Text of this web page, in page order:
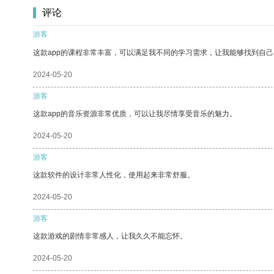
评论
游客
这款app的课程非常丰富，可以满足我不同的学习需求，让我能够找到自己
2024-05-20
游客
这款app的音乐资源非常优质，可以让我尽情享受音乐的魅力。
2024-05-20
游客
这款软件的设计非常人性化，使用起来非常舒服。
2024-05-20
游客
这款游戏的剧情非常感人，让我久久不能忘怀。
2024-05-20